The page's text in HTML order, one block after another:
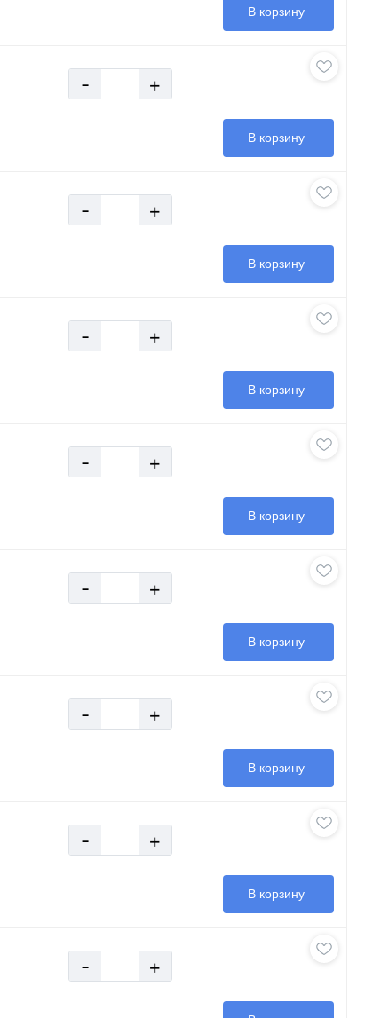
В корзину
- +
В корзину
- +
В корзину
- +
В корзину
- +
В корзину
- +
В корзину
- +
В корзину
- +
В корзину
- +